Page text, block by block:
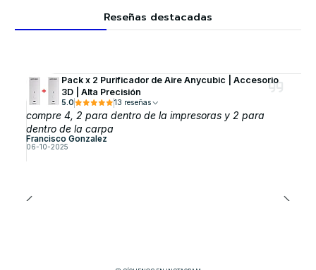
Reseñas destacadas
Pack x 2 Purificador de Aire Anycubic | Accesorio
3D | Alta Precisión
5.0 13 reseñas
compre 4, 2 para dentro de la impresoras y 2 para
dentro de la carpa
Francisco Gonzalez
06-10-2025